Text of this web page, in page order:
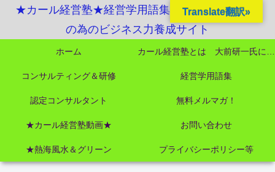
★カール経営塾★経営学用語集起業独立成功MBA
の為のビジネス力養成サイト
ホーム
コンサルティング＆研修 経営学用語集
認定コンサルタント 無料メルマガ！
★カール経営塾動画★ お問い合わせ
★熱海風水＆グリーン プライバシーポリシー等
Translate翻訳»